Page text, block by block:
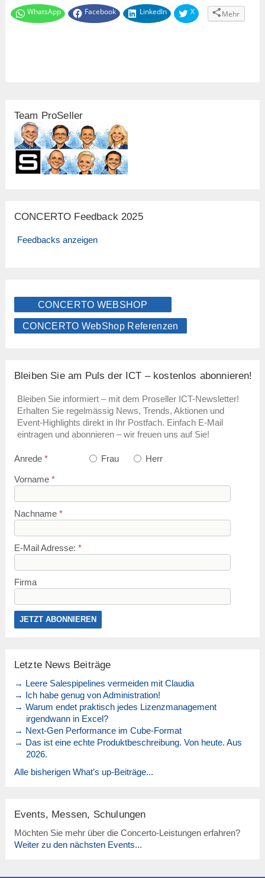
WhatsApp Facebook LinkedIn X Mehr
Team ProSeller
CONCERTO Feedback 2025
Feedbacks anzeigen
CONCERTO WEBSHOP
CONCERTO WebShop Referenzen
Bleiben Sie am Puls der ICT – kostenlos abonnieren!
Bleiben Sie informiert – mit dem Proseller ICT-Newsletter!
Erhalten Sie regelmässig News, Trends, Aktionen und
Event-Highlights direkt in Ihr Postfach. Einfach E-Mail
eintragen und abonnieren – wir freuen uns auf Sie!
Anrede * Frau Herr
Vorname *
Nachname *
E-Mail Adresse: *
Firma
Letzte News Beiträge
→ Leere Salespipelines vermeiden mit Claudia
→ Ich habe genug von Administration!
→ Warum endet praktisch jedes Lizenzmanagement
irgendwann in Excel?
→ Next-Gen Performance im Cube-Format
→ Das ist eine echte Produktbeschreibung. Von heute. Aus
2026.
Alle bisherigen What’s up-Beiträge...
Events, Messen, Schulungen
Möchten Sie mehr über die Concerto-Leistungen erfahren?
Weiter zu den nächsten Events...